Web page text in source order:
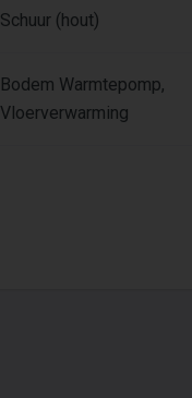
Schuur (hout)
Bodem Warmtepomp,
Vloerverwarming